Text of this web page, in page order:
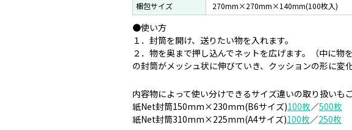
梱包サイズ
270mm×270mm×140mm(100枚入)
●使い方
１．封筒を開け、送りたい物を入れます。
２．物を奥まで押し込んでネットを広げます。（中に物
の封筒がメッシュ状に伸びていき、クッションの形に変化
内容物によって使い分けできるサイズ違いの取り扱いもご
紙Net封筒150mm×230mm(B6サイズ)100枚／500枚
紙Net封筒310mm×225mm(A4サイズ)100枚／250枚